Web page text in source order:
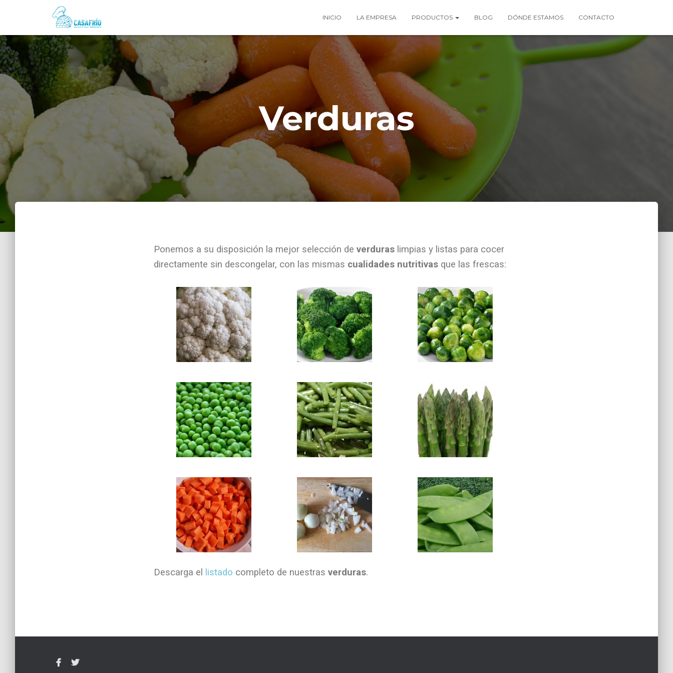
INICIO LA EMPRESA PRODUCTOS BLOG DÓNDE ESTAMOS CONTACTO
Verduras
Ponemos a su disposición la mejor selección de verduras limpias y listas para cocer
directamente sin descongelar, con las mismas cualidades nutritivas que las frescas:
Descarga el listado completo de nuestras verduras.